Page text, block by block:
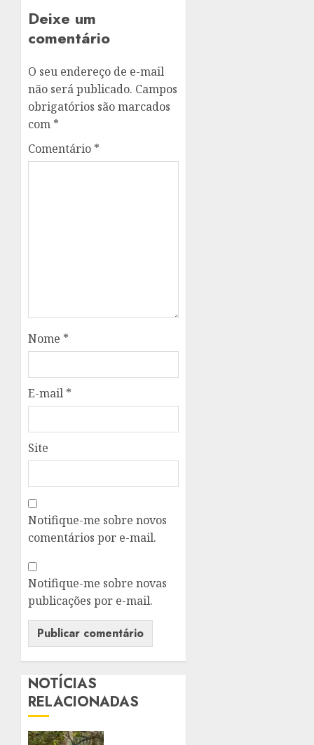
Deixe um
comentário
O seu endereço de e-mail
não será publicado. Campos
obrigatórios são marcados
com *
Comentário *
Nome *
E-mail *
Site
Notifique-me sobre novos
comentários por e-mail.
Notifique-me sobre novas
publicações por e-mail.
NOTÍCIAS
RELACIONADAS